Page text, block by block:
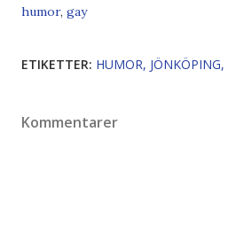
humor, gay
ETIKETTER: HUMOR JÖNKÖPING
Kommentarer